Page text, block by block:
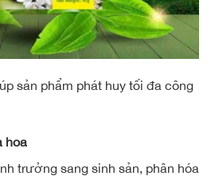
sản phẩm phát huy tối đa công
hoa
trưởng sang sinh sản, phân hóa